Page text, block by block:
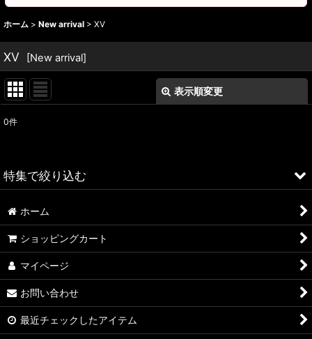
ホーム > New arrival > XV
XV [New arrival]
表示順変更
並び順:
0件
特集で絞り込む
ALFA ROMEO > 156
ALFA ROMEO > 147
ALFA ROMEO > 159
A4
ホーム
ショッピングカート
マイページ
お問い合わせ
最近チェックしたアイテム